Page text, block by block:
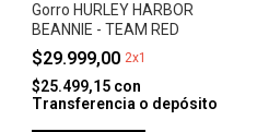
Gorro HURLEY HARBOR
BEANNIE - TEAM RED
$29.999,00 2x1
$25.499,15 con
Transferencia o depósito